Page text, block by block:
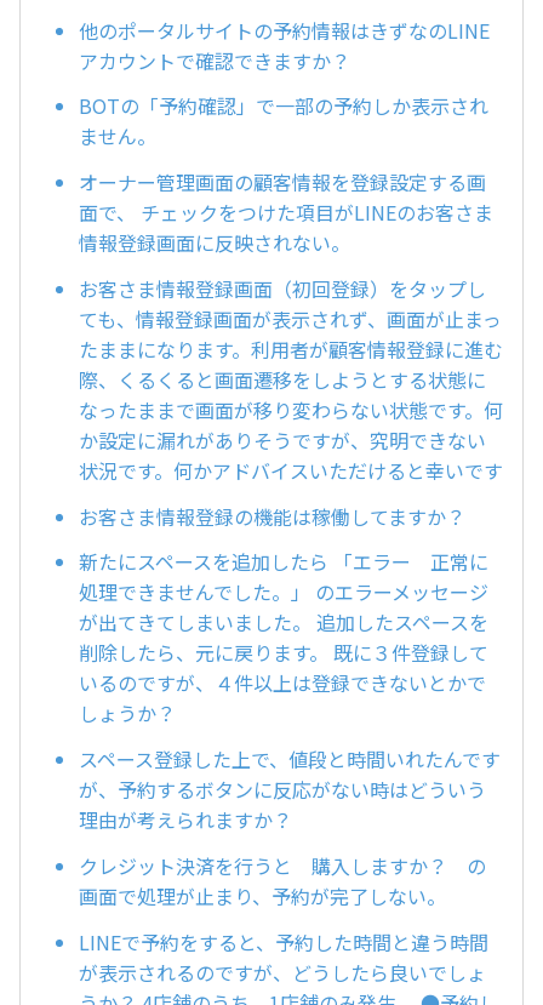
他のポータルサイトの予約情報はきずなのLINE
アカウントで確認できますか？
BOTの「予約確認」で一部の予約しか表示され
ません。
オーナー管理画面の顧客情報を登録設定する画
面で、 チェックをつけた項目がLINEのお客さま
情報登録画面に反映されない。
お客さま情報登録画面（初回登録）をタップし
ても、情報登録画面が表示されず、画面が止まっ
たままになります。利用者が顧客情報登録に進む
際、くるくると画面遷移をしようとする状態に
なったままで画面が移り変わらない状態です。何
か設定に漏れがありそうですが、究明できない
状況です。何かアドバイスいただけると幸いです
お客さま情報登録の機能は稼働してますか？
新たにスペースを追加したら 「エラー 正常に
処理できませんでした。」 のエラーメッセージ
が出てきてしまいました。 追加したスペースを
削除したら、元に戻ります。 既に３件登録して
いるのですが、４件以上は登録できないとかで
しょうか？
スペース登録した上で、値段と時間いれたんです
が、予約するボタンに反応がない時はどういう
理由が考えられますか？
クレジット決済を行うと 購入しますか？ の
画面で処理が止まり、予約が完了しない。
LINEで予約をすると、予約した時間と違う時間
が表示されるのですが、どうしたら良いでしょ